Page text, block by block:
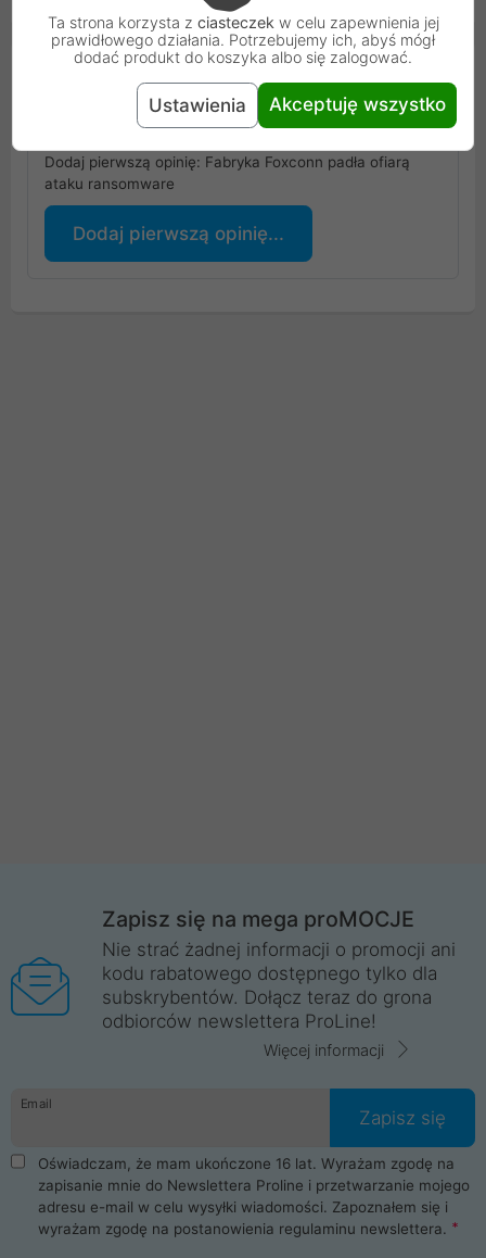
Opinie Klientów
Dodaj pierwszą opinię: Fabryka Foxconn padła ofiarą
ataku ransomware
Dodaj pierwszą opinię...
Zapisz się na mega proMOCJE
Nie strać żadnej informacji o promocji ani
kodu rabatowego dostępnego tylko dla
subskrybentów. Dołącz teraz do grona
odbiorców newslettera ProLine!
Więcej informacji
Email
Zapisz się
Oświadczam, że mam ukończone 16 lat. Wyrażam zgodę na
zapisanie mnie do Newslettera Proline i przetwarzanie mojego
adresu e-mail w celu wysyłki wiadomości. Zapoznałem się i
wyrażam zgodę na postanowienia regulaminu newslettera.
Ta strona korzysta z ciasteczek w celu zapewnienia jej
prawidłowego działania. Potrzebujemy ich, abyś mógł
dodać produkt do koszyka albo się zalogować.
Ustawienia Akceptuję wszystko